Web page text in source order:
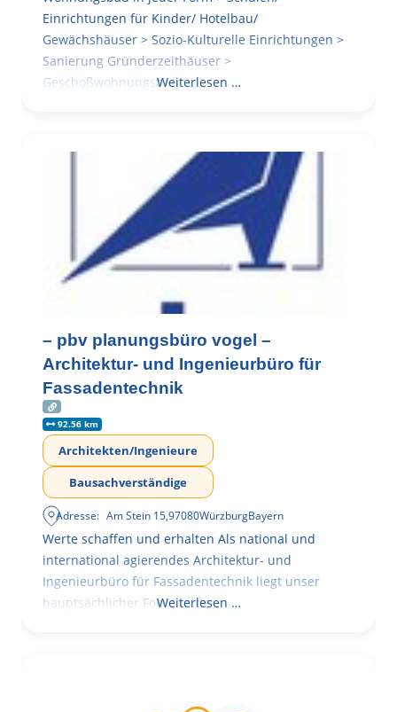
Einrichtungen für Kinder/ Hotelbau/
Gewächshäuser > Sozio-Kulturelle Einrichtungen >
Sanierung Gründerzeithäuser >
GeschoßwohnungsbauWeiterlesen …
– pbv planungsbüro vogel –
Architektur- und Ingenieurbüro für
Fassadentechnik
92.56 km
Architekten/Ingenieure
Bausachverständige
Adresse: Am Stein 15,97080WürzburgBayern
Werte schaffen und erhalten Als national und
international agierendes Architektur- und
Ingenieurbüro für Fassadentechnik liegt unser
hauptsächlicher Fokus in der
Weiterlesen …